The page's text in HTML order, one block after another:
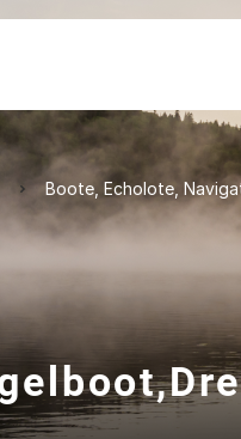
Boote, Echolote,